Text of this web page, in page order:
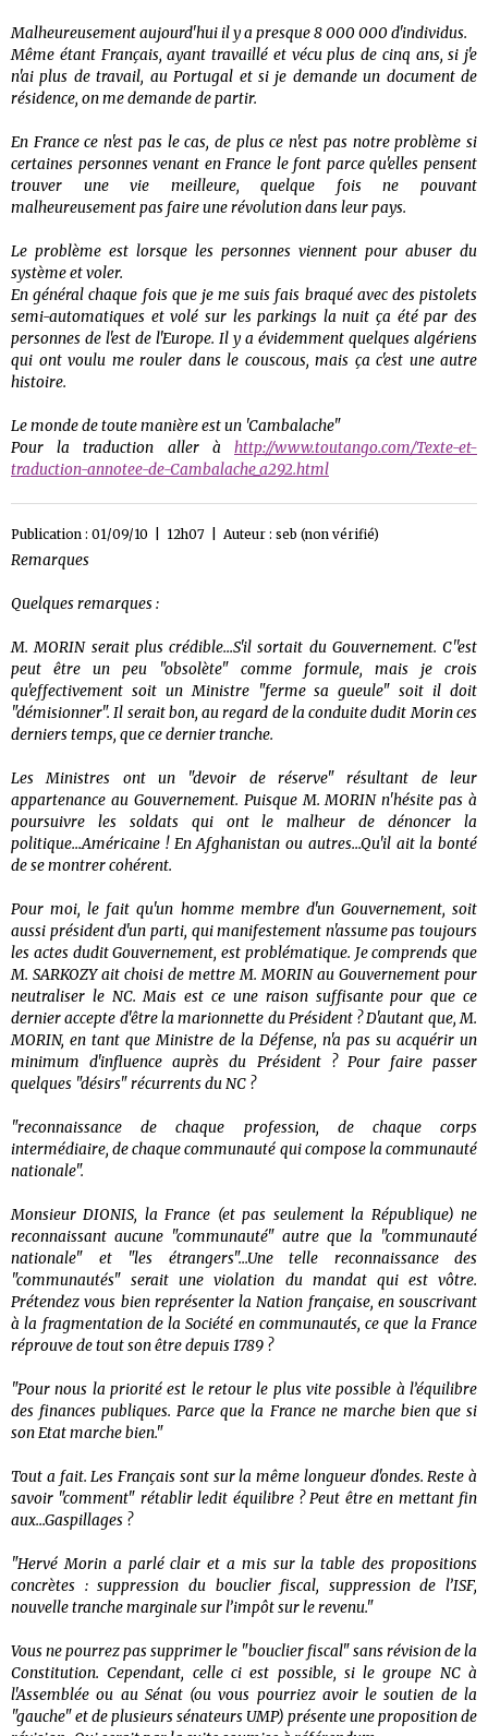
Malheureusement aujourd'hui il y a presque 8 000 000 d'individus.
Même étant Français, ayant travaillé et vécu plus de cinq ans, si j'e
n'ai plus de travail, au Portugal et si je demande un document de
résidence, on me demande de partir.
En France ce n'est pas le cas, de plus ce n'est pas notre problème si
certaines personnes venant en France le font parce qu'elles pensent
trouver une vie meilleure, quelque fois ne pouvant
malheureusement pas faire une révolution dans leur pays.
Le problème est lorsque les personnes viennent pour abuser du
système et voler.
En général chaque fois que je me suis fais braqué avec des pistolets
semi-automatiques et volé sur les parkings la nuit ça été par des
personnes de l'est de l'Europe. Il y a évidemment quelques algériens
qui ont voulu me rouler dans le couscous, mais ça c'est une autre
histoire.
Le monde de toute manière est un 'Cambalache"
Pour la traduction aller à http://www.toutango.com/Texte-et-
traduction-annotee-de-Cambalache_a292.html
Publication : 01/09/10 | 12h07 | Auteur : seb (non vérifié)
Remarques
Quelques remarques :
M. MORIN serait plus crédible...S'il sortait du Gouvernement. C''est
peut être un peu "obsolète" comme formule, mais je crois
qu'effectivement soit un Ministre "ferme sa gueule" soit il doit
"démisionner". Il serait bon, au regard de la conduite dudit Morin ces
derniers temps, que ce dernier tranche.
Les Ministres ont un "devoir de réserve" résultant de leur
appartenance au Gouvernement. Puisque M. MORIN n'hésite pas à
poursuivre les soldats qui ont le malheur de dénoncer la
politique...Américaine ! En Afghanistan ou autres...Qu'il ait la bonté
de se montrer cohérent.
Pour moi, le fait qu'un homme membre d'un Gouvernement, soit
aussi président d'un parti, qui manifestement n'assume pas toujours
les actes dudit Gouvernement, est problématique. Je comprends que
M. SARKOZY ait choisi de mettre M. MORIN au Gouvernement pour
neutraliser le NC. Mais est ce une raison suffisante pour que ce
dernier accepte d'être la marionnette du Président ? D'autant que, M.
MORIN, en tant que Ministre de la Défense, n'a pas su acquérir un
minimum d'influence auprès du Président ? Pour faire passer
quelques "désirs" récurrents du NC ?
"reconnaissance de chaque profession, de chaque corps
intermédiaire, de chaque communauté qui compose la communauté
nationale".
Monsieur DIONIS, la France (et pas seulement la République) ne
reconnaissant aucune "communauté" autre que la "communauté
nationale" et "les étrangers"...Une telle reconnaissance des
"communautés" serait une violation du mandat qui est vôtre.
Prétendez vous bien représenter la Nation française, en souscrivant
à la fragmentation de la Société en communautés, ce que la France
réprouve de tout son être depuis 1789 ?
"Pour nous la priorité est le retour le plus vite possible à l’équilibre
des finances publiques. Parce que la France ne marche bien que si
son Etat marche bien."
Tout a fait. Les Français sont sur la même longueur d'ondes. Reste à
savoir "comment" rétablir ledit équilibre ? Peut être en mettant fin
aux...Gaspillages ?
"Hervé Morin a parlé clair et a mis sur la table des propositions
concrètes : suppression du bouclier fiscal, suppression de l’ISF,
nouvelle tranche marginale sur l’impôt sur le revenu."
Vous ne pourrez pas supprimer le "bouclier fiscal" sans révision de la
Constitution. Cependant, celle ci est possible, si le groupe NC à
l'Assemblée ou au Sénat (ou vous pourriez avoir le soutien de la
"gauche" et de plusieurs sénateurs UMP) présente une proposition de